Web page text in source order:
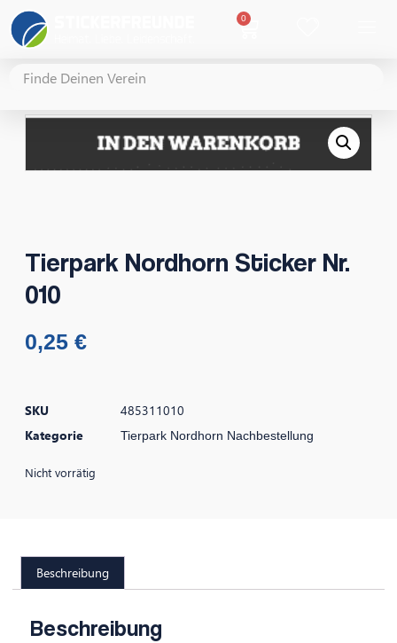
0
Tierpark Nordhorn Sticker Nr.
010
0,25 €
SKU
485311010
Kategorie
Tierpark Nordhorn Nachbestellung
Nicht vorrätig
Beschreibung
Beschreibung